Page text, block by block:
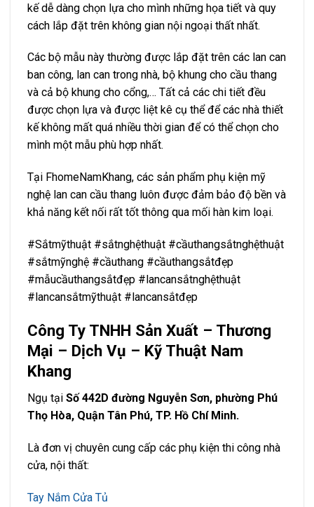
kế dễ dàng chọn lựa cho mình những họa tiết và quy
cách lắp đặt trên không gian nội ngoại thất nhất.
Các bộ mẫu này thường được lắp đặt trên các lan can
ban công, lan can trong nhà, bộ khung cho cầu thang
và cả bộ khung cho cổng,… Tất cả các chi tiết đều
được chọn lựa và được liệt kê cụ thể để các nhà thiết
kế không mất quá nhiều thời gian để có thể chọn cho
mình một mẫu phù hợp nhất.
Tại FhomeNamKhang, các sản phẩm phụ kiện mỹ
nghệ lan can cầu thang luôn được đảm bảo độ bền và
khả năng kết nối rất tốt thông qua mối hàn kim loại.
#Sắtmỹthuật #sắtnghệthuật #cầuthangsắtnghệthuật
#sắtmỹnghệ #cầuthang #cầuthangsắtđẹp
#mẫucầuthangsắtđẹp #lancansắtnghệthuật
#lancansắtmỹthuật #lancansắtđẹp
Công Ty TNHH Sản Xuất – Thương
Mại – Dịch Vụ – Kỹ Thuật Nam
Khang
Ngụ tại Số 442D đường Nguyễn Sơn, phường Phú
Thọ Hòa, Quận Tân Phú, TP. Hồ Chí Minh.
Là đơn vị chuyên cung cấp các phụ kiện thi công nhà
cửa, nội thất:
Tay Nắm Cửa Tủ